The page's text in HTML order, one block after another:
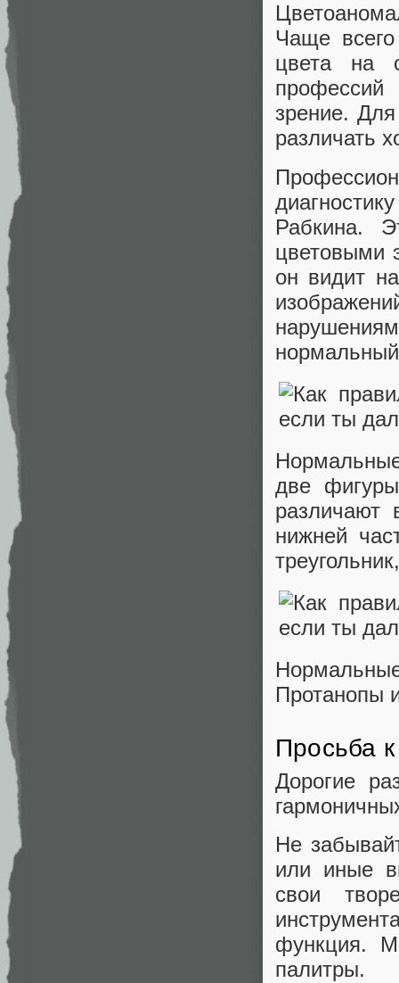
Чаще всего
цвета на
зрение. Для
различать
Рабкина.
цветовыми
он видит
две
различают
нижней
Протанопы
Просьба
Дорогие
Не
или иные
свои
функция.
палитры.